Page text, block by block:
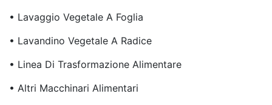
• Lavaggio Vegetale A Foglia
• Lavandino Vegetale A Radice
• Linea Di Trasformazione Alimentare
• Altri Macchinari Alimentari